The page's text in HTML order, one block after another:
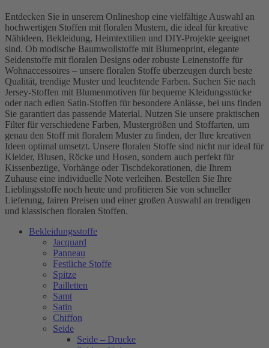
Entdecken Sie in unserem Onlineshop eine vielfältige Auswahl an
hochwertigen Stoffen mit floralen Mustern, die ideal für kreative
Nähideen, Bekleidung, Heimtextilien und DIY-Projekte geeignet
sind. Ob modische Baumwollstoffe mit Blumenprint, elegante
Seidenstoffe mit floralen Designs oder robuste Leinenstoffe für
Wohnaccessoires – unsere floralen Stoffe überzeugen durch beste
Qualität, trendige Muster und leuchtende Farben. Suchen Sie nach
Jersey-Stoffen mit Blumenmotiven für bequeme Kleidungsstücke
oder nach edlen Satin-Stoffen für besondere Anlässe, bei uns finden
Sie garantiert das passende Material. Nutzen Sie unsere praktischen
Filter für verschiedene Farben, Mustergrößen und Stoffarten, um
genau den Stoff mit floralem Muster zu finden, der Ihre kreativen
Ideen optimal umsetzt. Unsere floralen Stoffe sind nicht nur ideal für
Kleider, Blusen, Röcke und Hosen, sondern auch perfekt für
Kissenbezüge, Vorhänge oder Tischdekorationen, die Ihrem
Zuhause eine individuelle Note verleihen. Bestellen Sie Ihre
Lieblingsstoffe noch heute und profitieren Sie von schneller
Lieferung, fairen Preisen und einer großen Auswahl an trendigen
und klassischen floralen Stoffen.
Bekleidungsstoffe
Jacquard
Panneau
Festliche Stoffe
Spitze
Pailletten
Samt
Satin
Chiffon
Seide
Seide – Drucke